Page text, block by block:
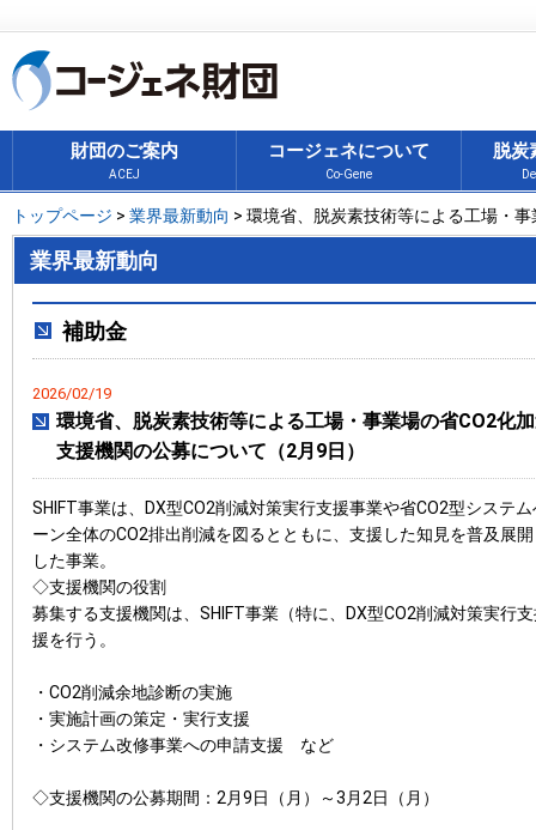
財団のご案内
ACEJ
コージェネについて
Co-Gene
脱炭
トップページ > 業界最新動向 > 環境省、脱炭素技術等による工場・事業
業界最新動向
補助金
2026/02/19
環境省、脱炭素技術等による工場・事業場の省CO2化
支援機関の公募について（2月9日）
SHIFT事業は、DX型CO2削減対策実行支援事業や省CO2型システ
ーン全体のCO2排出削減を図るとともに、支援した知見を普及展
した事業。
◇支援機関の役割
募集する支援機関は、SHIFT事業（特に、DX型CO2削減対策実行
援を行う。
・CO2削減余地診断の実施
・実施計画の策定・実行支援
・システム改修事業への申請支援 など
◇支援機関の公募期間：2月9日（月）～3月2日（月）